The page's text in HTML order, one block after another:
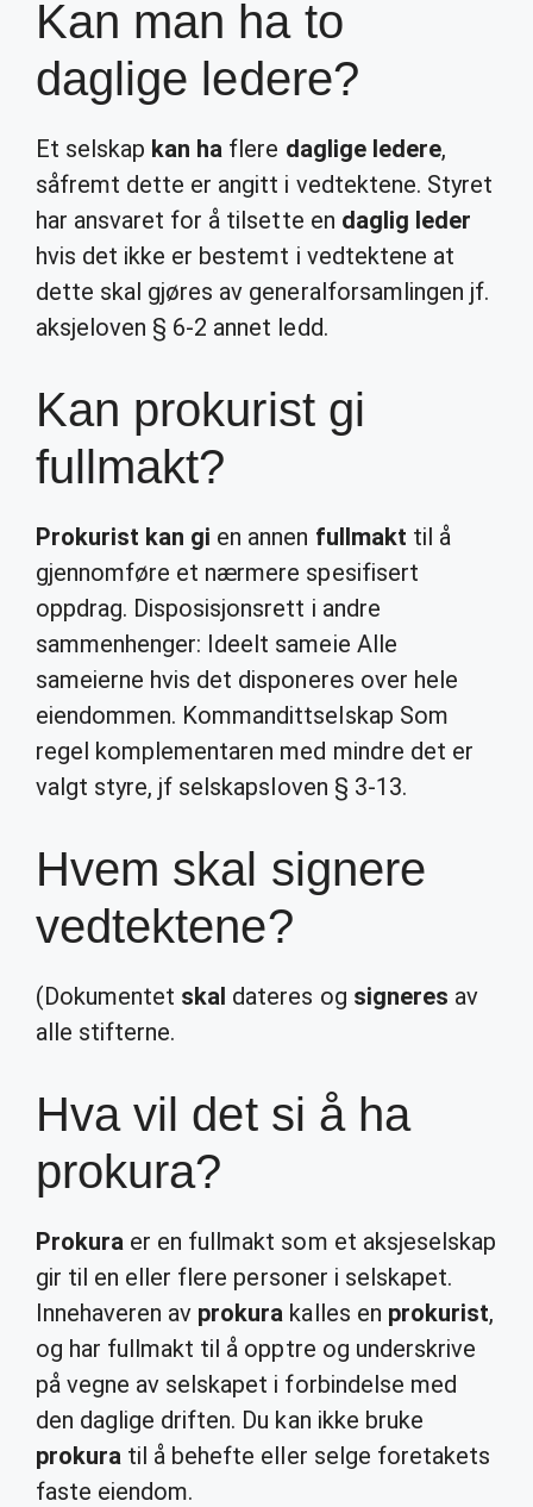
Kan man ha to
daglige ledere?
Et selskap kan ha flere daglige ledere,
såfremt dette er angitt i vedtektene. Styret
har ansvaret for å tilsette en daglig leder
hvis det ikke er bestemt i vedtektene at
dette skal gjøres av generalforsamlingen jf.
aksjeloven § 6-2 annet ledd.
Kan prokurist gi
fullmakt?
Prokurist kan gi en annen fullmakt til å
gjennomføre et nærmere spesifisert
oppdrag. Disposisjonsrett i andre
sammenhenger: Ideelt sameie Alle
sameierne hvis det disponeres over hele
eiendommen. Kommandittselskap Som
regel komplementaren med mindre det er
valgt styre, jf selskapsloven § 3-13.
Hvem skal signere
vedtektene?
(Dokumentet skal dateres og signeres av
alle stifterne.
Hva vil det si å ha
prokura?
Prokura er en fullmakt som et aksjeselskap
gir til en eller flere personer i selskapet.
Innehaveren av prokura kalles en prokurist,
og har fullmakt til å opptre og underskrive
på vegne av selskapet i forbindelse med
den daglige driften. Du kan ikke bruke
prokura til å behefte eller selge foretakets
faste eiendom.